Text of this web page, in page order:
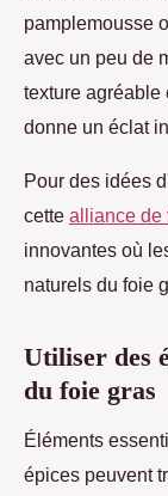
pamplemousse
avec un peu de
texture agréable
donne un éclat
Pour des idées
cette alliance de
innovantes où
naturels du foie
Utiliser des
du foie gras
Éléments
épices peuvent